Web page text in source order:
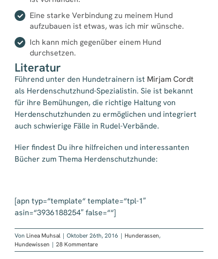
Eine starke Verbindung zu meinem Hund
aufzubauen ist etwas, was ich mir wünsche.
Ich kann mich gegenüber einem Hund
durchsetzen.
Literatur
Führend unter den Hundetrainern ist Mirjam Cordt
als Herdenschutzhund-Spezialistin. Sie ist bekannt
für ihre Bemühungen, die richtige Haltung von
Herdenschutzhunden zu ermöglichen und integriert
auch schwierige Fälle in Rudel-Verbände.
Hier findest Du ihre hilfreichen und interessanten
Bücher zum Thema Herdenschutzhunde:
[apn typ=“template“ template=“tpl-1″
asin=“3936188254″ false=““]
Von Linea Muhsal | Oktober 26th, 2016 | Hunderassen,
Hundewissen | 28 Kommentare